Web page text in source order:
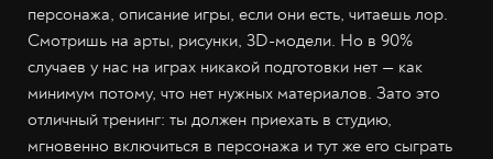
персонажа, описание игры, если они есть, читаешь лор.
Смотришь на арты, рисунки, 3D-модели. Но в 90%
случаев у нас на играх никакой подготовки нет — как
минимум потому, что нет нужных материалов. Зато это
отличный тренинг: ты должен приехать в студию,
мгновенно включиться в персонажа и тут же его сыграть